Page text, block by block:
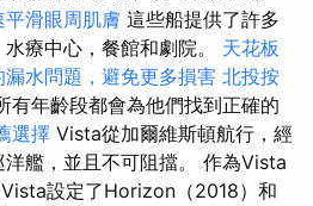
滑眼周肌膚 這些船提供了許多
療中心，餐館和劇院。 天花板
水問題，避免更多損害 北投按
有年齡段都會為他們找到正確的
選擇 Vista從加爾維斯頓航行，經
艦，並且不可阻擋。 作為Vista
設定了Horizo​​n（2018）和